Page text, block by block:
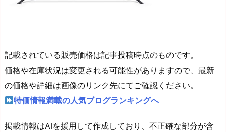
記載されている販売価格は記事投稿時点のものです。
価格や在庫状況は変更される可能性がありますので、最新
の価格や詳細は画像のリンク先にてご確認ください。
特価情報満載の人気ブログランキングへ
掲載情報はAIを援用して作成しており、不正確な部分が含